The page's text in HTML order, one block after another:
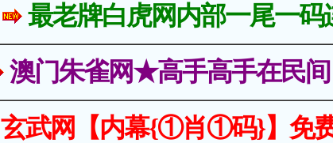
最老牌白虎网内部一尾一码
澳门朱雀网★高手高手在民
玄武网【内幕{①肖①码}】免